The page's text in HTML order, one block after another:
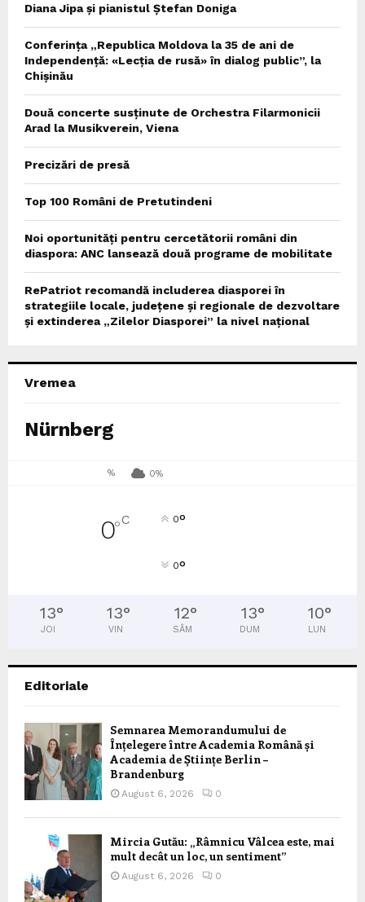
Diana Jipa și pianistul Ștefan Doniga
Conferința „Republica Moldova la 35 de ani de
Independență: «Lecția de rusă» în dialog public”, la
Chișinău
Două concerte susținute de Orchestra Filarmonicii
Arad la Musikverein, Viena
Precizări de presă
Top 100 Români de Pretutindeni
Noi oportunități pentru cercetătorii români din
diaspora: ANC lansează două programe de mobilitate
RePatriot recomandă includerea diasporei în
strategiile locale, județene și regionale de dezvoltare
și extinderea „Zilelor Diasporei” la nivel național
Vremea
Nürnberg
% 0%
0°C 0°
0°
13°
JOI
13°
VIN
12°
SÂM
13°
DUM
10°
LUN
Editoriale
Semnarea Memorandumului de
Înțelegere între Academia Română și
Academia de Științe Berlin –
Brandenburg
August 6, 2026 0
Mircia Gutău: „Râmnicu Vâlcea este, mai
mult decât un loc, un sentiment”
August 6, 2026 0